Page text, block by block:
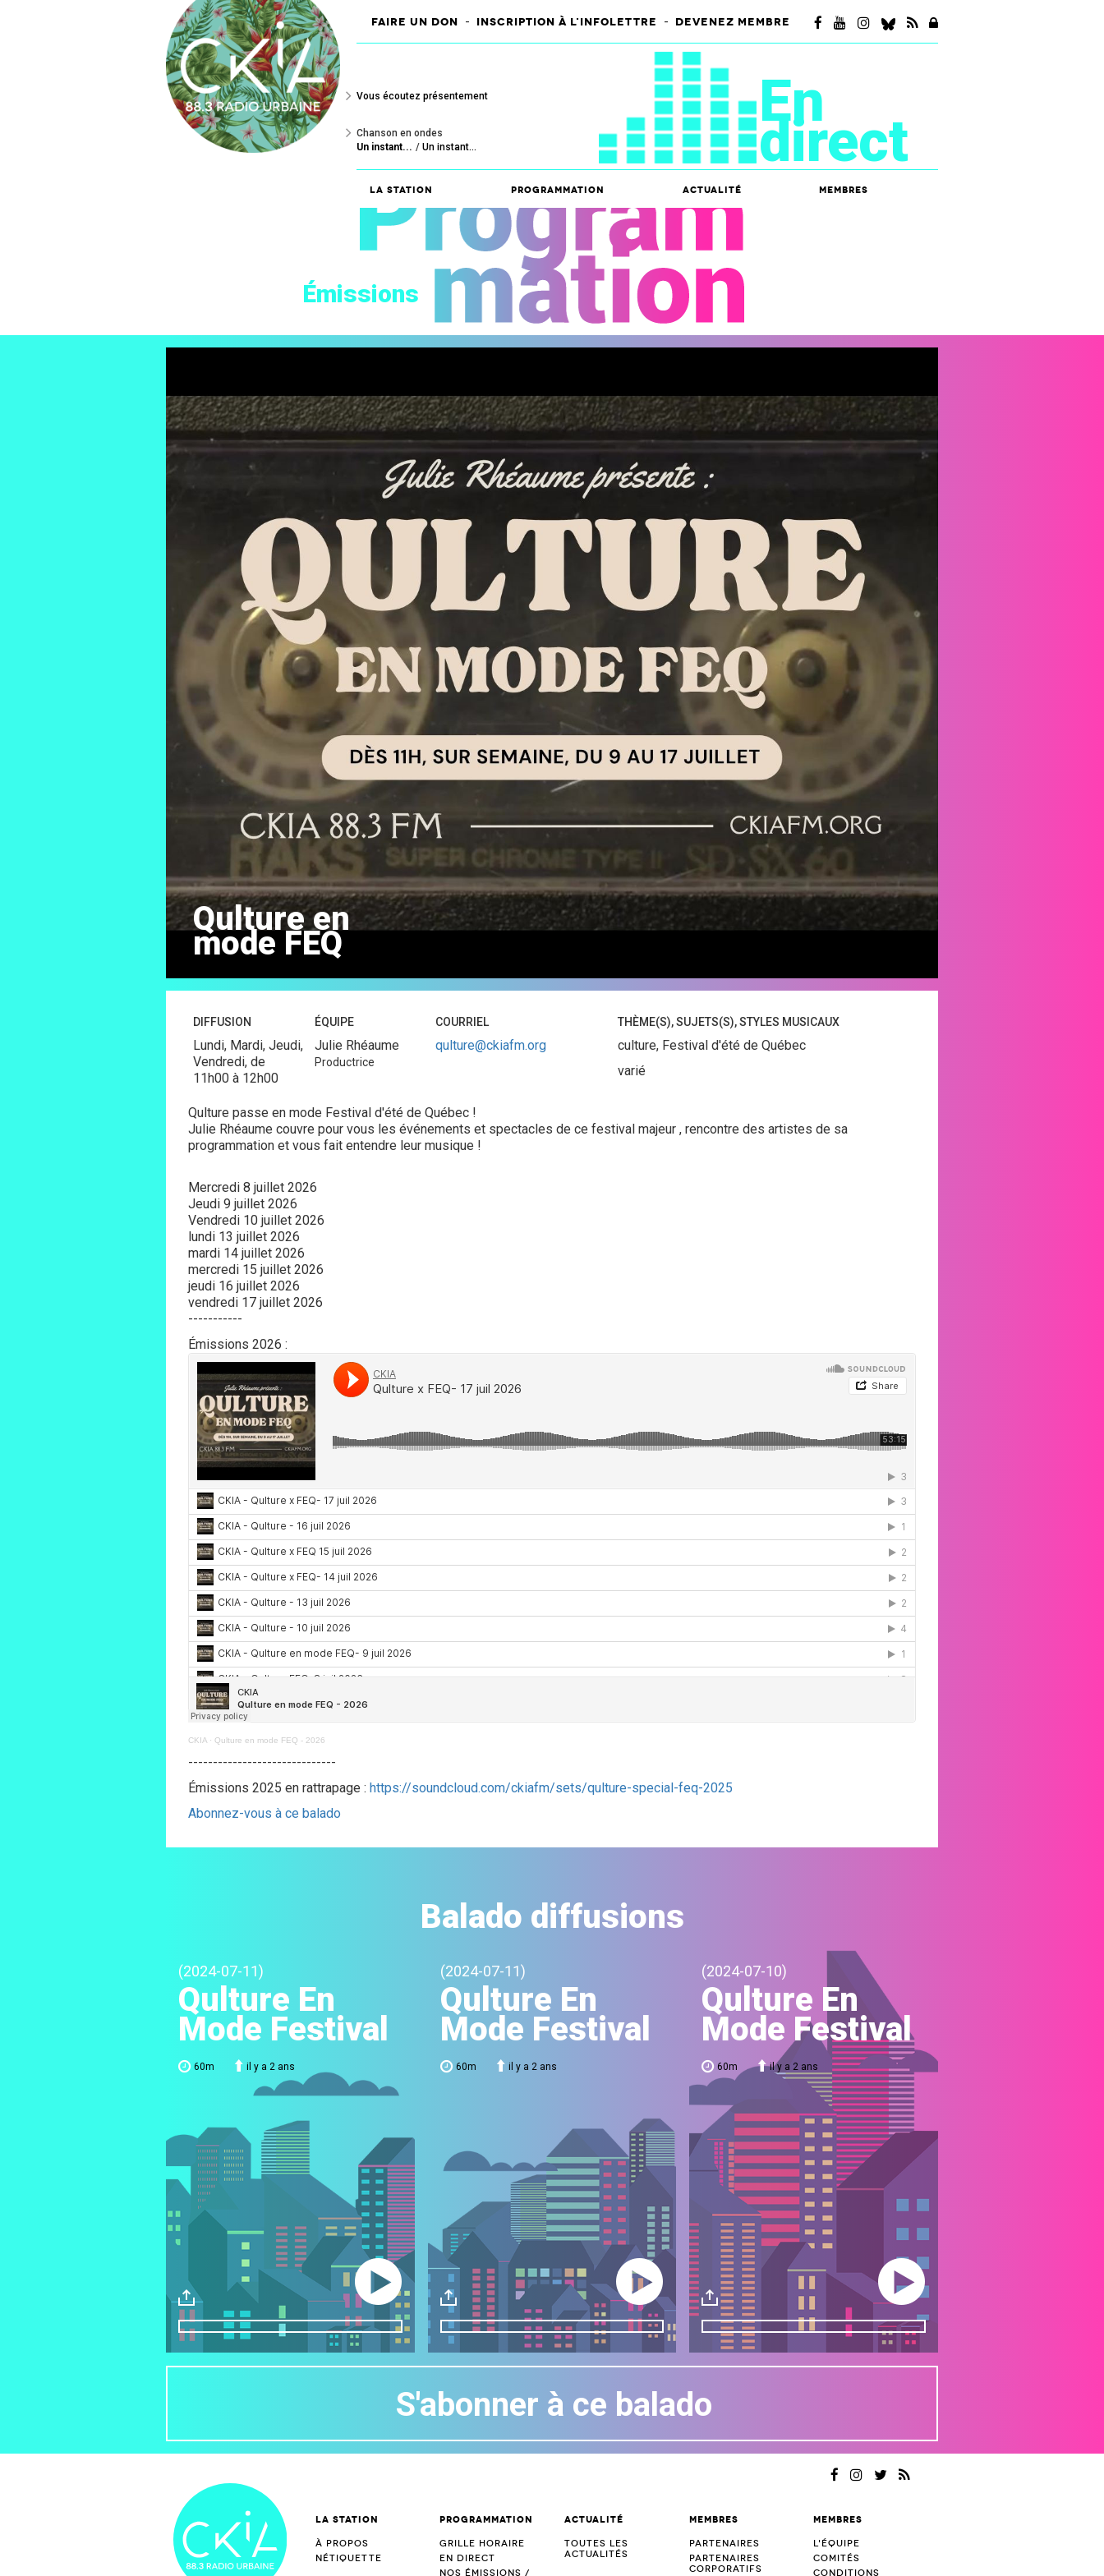
FAIRE UN DON - INSCRIPTION À L'INFOLETTRE - DEVENEZ MEMBRE
Vous écoutez présentement
Chanson en ondes
Un instant...
Un instant...
En
direct
La station Programmation Actualité Membres
Émissions
Qulture en
mode FEQ
DIFFUSION
Lundi, Mardi, Jeudi,
Vendredi, de
11h00 à 12h00
ÉQUIPE
Julie Rhéaume
Productrice
COURRIEL
qulture@ckiafm.org
THÈME(S), SUJETS(S), STYLES MUSICAUX
culture, Festival d'été de Québec
varié
Qulture passe en mode Festival d'été de Québec !
Julie Rhéaume couvre pour vous les événements et spectacles de ce festival majeur , rencontre des artistes de sa
programmation et vous fait entendre leur musique !
Mercredi 8 juillet 2026
Jeudi 9 juillet 2026
Vendredi 10 juillet 2026
lundi 13 juillet 2026
mardi 14 juillet 2026
mercredi 15 juillet 2026
jeudi 16 juillet 2026
vendredi 17 juillet 2026
-----------
Émissions 2026 :
CKIA · Qulture en mode FEQ - 2026
------------------------------
Émissions 2025 en rattrapage : https://soundcloud.com/ckiafm/sets/qulture-special-feq-2025
Abonnez-vous à ce balado
Balado diffusions
(2024-07-11)
Qulture En
Mode Festival
60m il y a 2 ans
Download
Play/Pause
(2024-07-11)
Qulture En
Mode Festival
60m il y a 2 ans
Download
Play/Pause
(2024-07-10)
Qulture En
Mode Festival
60m il y a 2 ans
Download
Play/Pause
S'abonner à ce balado
La station
À propos
Nétiquette
Programmation
Grille horaire
En direct
Nos émissions /
Actualité
Toutes les
actualités
Membres
Partenaires
Partenaires
corporatifs
Membres
L'équipe
Comités
Conditions